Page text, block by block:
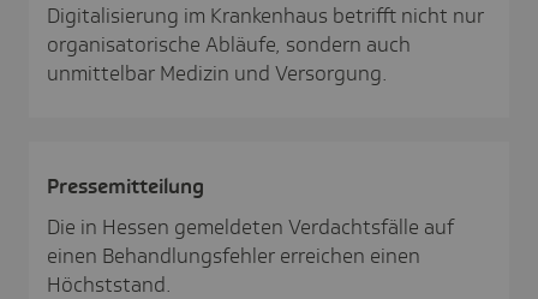
Digitalisierung im Krankenhaus betrifft nicht nur
organisatorische Abläufe, sondern auch
unmittelbar Medizin und Versorgung.
Pres­se­mit­tei­lung
Die in Hessen gemeldeten Verdachtsfälle auf
einen Behandlungsfehler erreichen einen
Höchststand.